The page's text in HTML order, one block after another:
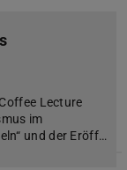
Lecture
im
und der Eröff…